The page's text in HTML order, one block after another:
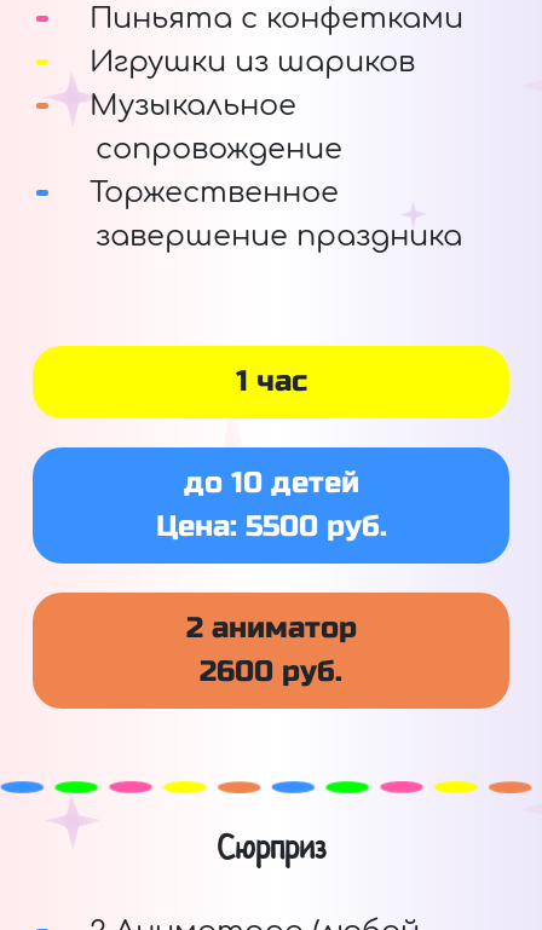
Пиньята с конфетками
Игрушки из шариков
Музыкальное
сопровождение
Торжественное
завершение праздника
1 час
до 10 детей
Цена: 5500 руб.
2 аниматор
2600 руб.
Сюрприз